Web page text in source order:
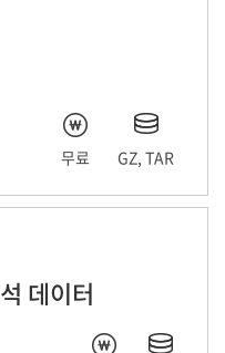
무료 GZ, TAR
데이터